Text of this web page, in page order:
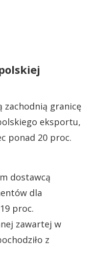
zachodnią granicę
eksportu,
ponad 20 proc.
dostawcą
dla
proc.
zawartej w
z